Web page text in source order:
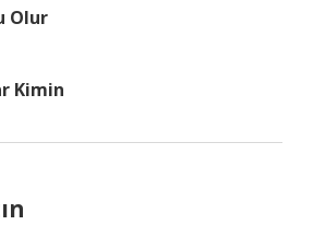
Olur
Kimin